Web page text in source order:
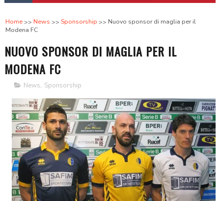
Home News Sponsorship
Nuovo sponsor di maglia per il
Modena FC
NUOVO SPONSOR DI MAGLIA PER IL
MODENA FC
News, Sponsorship